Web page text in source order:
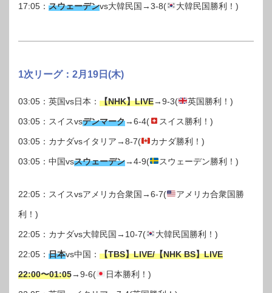
17:05： スウェーデンvs大韓民国→3-8( 大韓民国勝利！)
1次リーグ：2月19日(木)
03:05：英国vs日本： 【NHK】LIVE→9-3( 英国勝利！)
03:05：スイスvsデンマーク→6-4( スイス勝利！)
03:05：カナダvsイタリア→8-7( カナダ勝利！)
03:05：中国vsスウェーデン→4-9( スウェーデン勝利！)
22:05：スイスvsアメリカ合衆国→6-7( アメリカ合衆国勝
利！)
22:05：カナダvs大韓民国→10-7( 大韓民国勝利！)
22:05： 日本vs中国： 【TBS】LIVE/【NHK BS】LIVE
22:00〜01:05→9-6( 日本勝利！)